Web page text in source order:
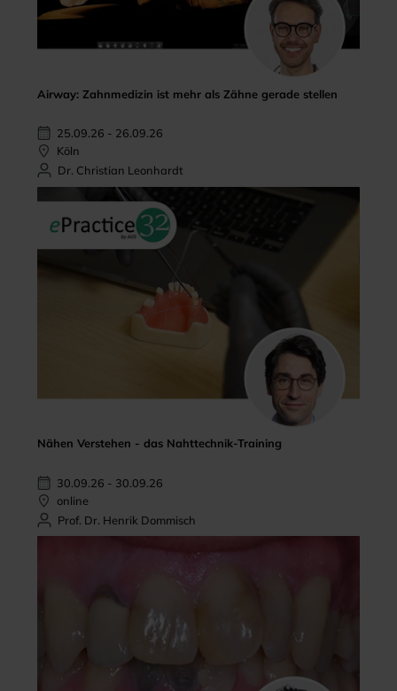
Airway: Zahnmedizin ist mehr als Zähne gerade stellen
25.09.26 - 26.09.26
Köln
Dr. Christian Leonhardt
Nähen Verstehen - das Nahttechnik-Training
30.09.26 - 30.09.26
online
Prof. Dr. Henrik Dommisch